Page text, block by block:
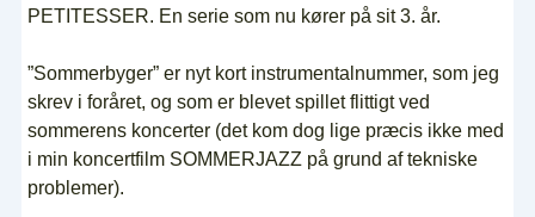
PETITESSER. En serie som nu kører på sit 3. år.
”Sommerbyger” er nyt kort instrumentalnummer, som jeg
skrev i foråret, og som er blevet spillet flittigt ved
sommerens koncerter (det kom dog lige præcis ikke med
i min koncertfilm SOMMERJAZZ på grund af tekniske
problemer).